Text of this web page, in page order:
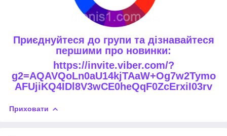
Приєднуйтеся до групи та дізнавайтеся
першими про новинки:
https://invite.viber.com/?
g2=AQAVQoLn0aU14kjTAaW+Og7w2Tymo
AFUjiKQ4IDl8V3wCE0heQqF0ZcErxiI03rv
Приховати